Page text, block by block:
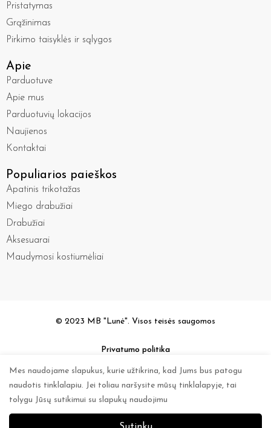
Pristatymas
Grąžinimas
Pirkimo taisyklės ir sąlygos
Apie
Parduotuve
Apie mus
Parduotuvių lokacijos
Naujienos
Kontaktai
Populiarios paieškos
Apatinis trikotažas
Miego drabužiai
Drabužiai
Aksesuarai
Maudymosi kostiumėliai
© 2023 MB "Lunė". Visos teisės saugomos
Privatumo politika
Mes naudojame slapukus, kurie užtikrina, kad Jums bus patogu
naudotis tinklalapiu. Jei toliau naršysite mūsų tinklalapyje, tai
tolygu Jūsų sutikimui su slapukų naudojimu
0